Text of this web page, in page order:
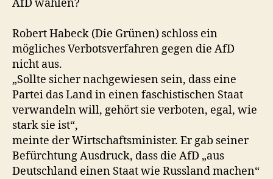
AfD wählen?
Robert Habeck (Die Grünen) schloss ein
mögliches Verbotsverfahren gegen die AfD
nicht aus.
„Sollte sicher nachgewiesen sein, dass eine
Partei das Land in einen faschistischen Staat
verwandeln will, gehört sie verboten, egal, wie
stark sie ist“,
meinte der Wirtschaftsminister. Er gab seiner
Befürchtung Ausdruck, dass die AfD „aus
Deutschland einen Staat wie Russland machen“